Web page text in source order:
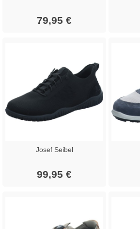
79,95 €
Josef Seibel
99,95 €